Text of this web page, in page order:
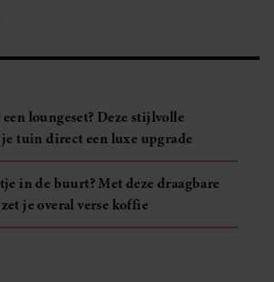
loungeset? Deze stijlvolle
tuin direct een luxe upgrade
in de buurt? Met deze draagbare
je overal verse koffie